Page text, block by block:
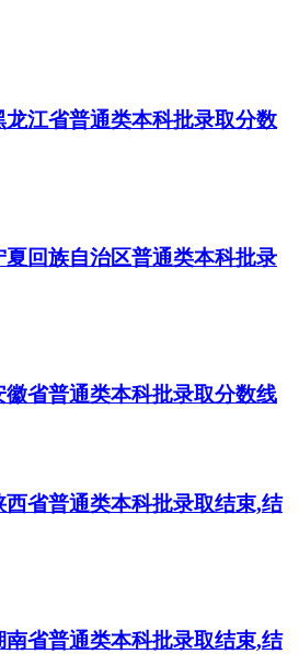
江省普通类本科批录取分数
回族自治区普通类本科批录
省普通类本科批录取分数线
省普通类本科批录取结束,结
省普通类本科批录取结束,结